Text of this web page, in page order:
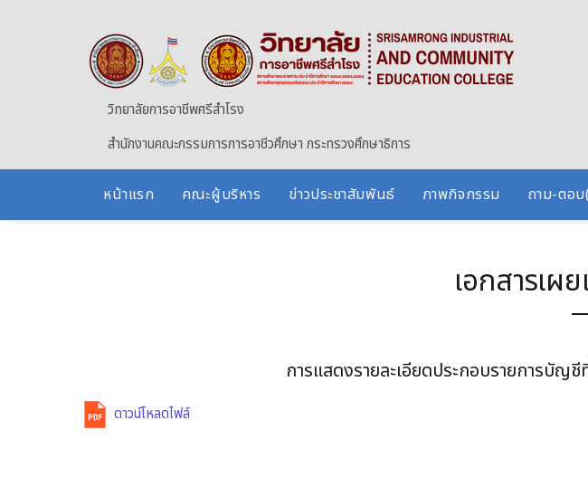
วิทยาลัยการอาชีพศรีสำโรง
สำนักงานคณะกรรมการการอาชีวศึกษา กระทรวงศึกษาธิการ
หน้าแรก คณะผู้บริหาร ข่าวประชาสัมพันธ์ ภาพกิจกรรม ถาม-ตอบ
เอกสารเ
การแสดงรายละเอียดประกอบรายการบั
ดาวน์โหลดไฟล์